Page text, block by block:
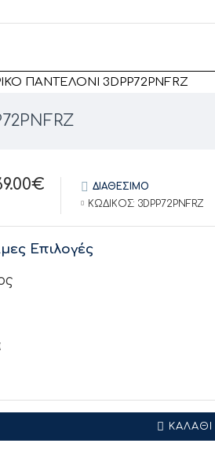
ΠΑΝΤΕΛΌΝΙ 3DPP72PNFRZ
ΔΙΑΘΕΣΙΜΟ
ΚΩΔΙΚΟΣ: 3DPP72PNFRZ
Επιλογές
ΚΑΛΆΘΙ